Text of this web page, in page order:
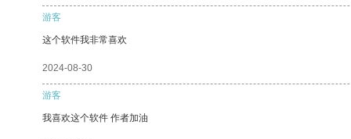
游客
这个软件我非常喜欢
2024-08-30
游客
我喜欢这个软件 作者加油